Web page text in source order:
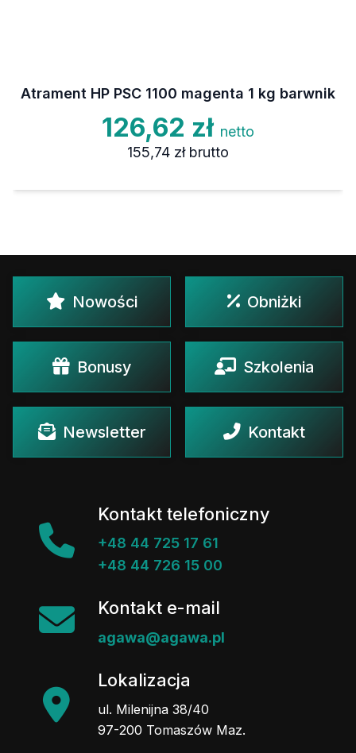
Atrament HP PSC 1100 magenta 1 kg barwnik
126,62 zł netto
155,74 zł brutto
Nowości Obniżki
Bonusy Szkolenia
Newsletter Kontakt
Kontakt telefoniczny
+48 44 725 17 61
+48 44 726 15 00
Kontakt e-mail
agawa@agawa.pl
Lokalizacja
ul. Milenijna 38/40
97-200 Tomaszów Maz.